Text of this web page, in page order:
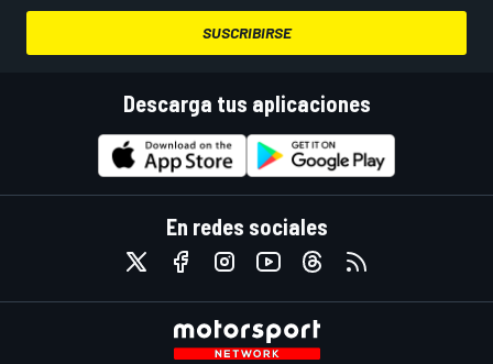
SUSCRIBIRSE
Descarga tus aplicaciones
En redes sociales